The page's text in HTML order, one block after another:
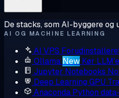
De stacks, som AI-byggere
AI OG MACHINE LEARNING
AI VPS
Ollama New Kør
Jupyter Notebooks
Deep Learning GPU
Anaconda Python